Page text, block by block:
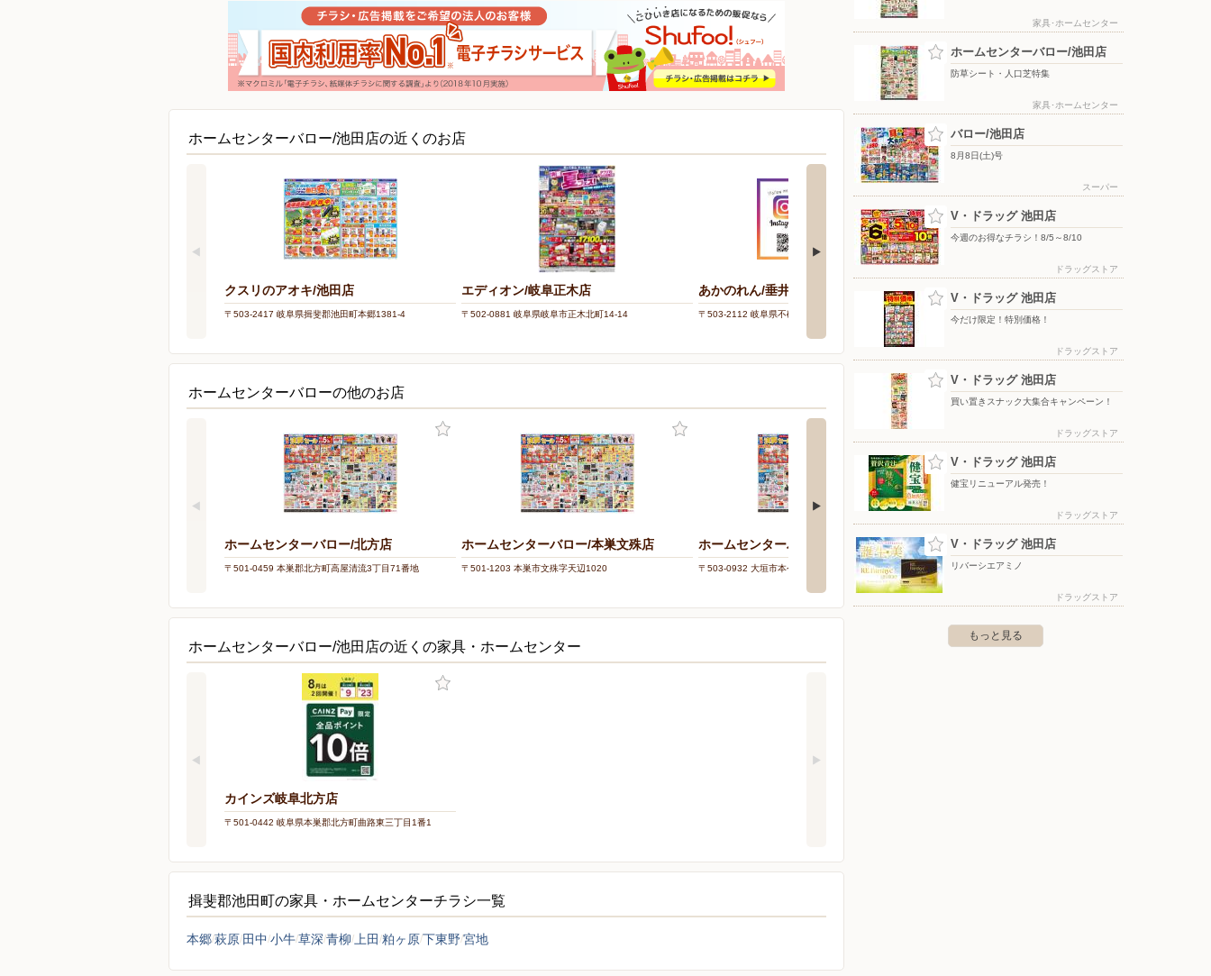
ホームセンターバロー/池田店の近くのお店
クスリのアオキ/池田店
〒503-2417 岐阜県揖斐郡池田町本郷1381-4
エディオン/岐阜正木店
〒502-0881 岐阜県岐阜市正木北町14-14
あかのれん/垂井店
〒503-2112 岐阜県不破郡垂井町綾戸不破ノ初468-1
エディオン/真正店
〒501-0471 岐阜県本巣市政田1607
ホームセンターバローの他のお店
ホームセンターバロー/北方店
〒501-0459 本巣郡北方町高屋清流3丁目71番地
ホームセンターバロー/本巣文殊店
〒501-1203 本巣市文殊字天辺1020
ホームセンターバロー/大垣南店
〒503-0932 大垣市本今町字西ノ側1639-1
ホームセンターバロー/養老店
〒503-1314 養老郡養老町高田2149番地
ホームセンターバロー/池田店の近くの家具・ホームセンター
カインズ岐阜北方店
〒501-0442 岐阜県本巣郡北方町曲路東三丁目1番1
揖斐郡池田町の家具・ホームセンターチラシ一覧
本郷萩原 田中 小牛草深 青柳 上田 粕ヶ原下東野宮地
家具･ホームセンター
ホームセンターバロー/池田店
防草シート・人口芝特集
家具･ホームセンター
バロー/池田店
8月8日(土)号
スーパー
V・ドラッグ 池田店
今週のお得なチラシ！8/5～8/10
ドラッグストア
V・ドラッグ 池田店
今だけ限定！特別価格！
ドラッグストア
V・ドラッグ 池田店
買い置きスナック大集合キャンペーン！
ドラッグストア
V・ドラッグ 池田店
健宝リニューアル発売！
ドラッグストア
V・ドラッグ 池田店
リバーシエアミノ
ドラッグストア
もっと見る